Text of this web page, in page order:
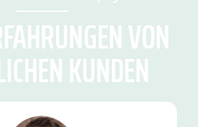
VON
KUNDEN